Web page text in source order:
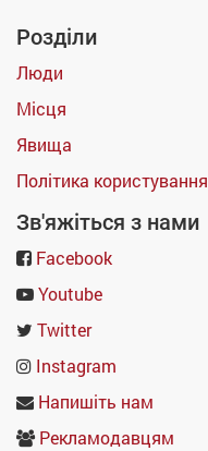
Розділи
Люди
Місця
Явища
Політика користування
Зв'яжіться з нами
Facebook
Youtube
Twitter
Instagram
Напишіть нам
Рекламодавцям